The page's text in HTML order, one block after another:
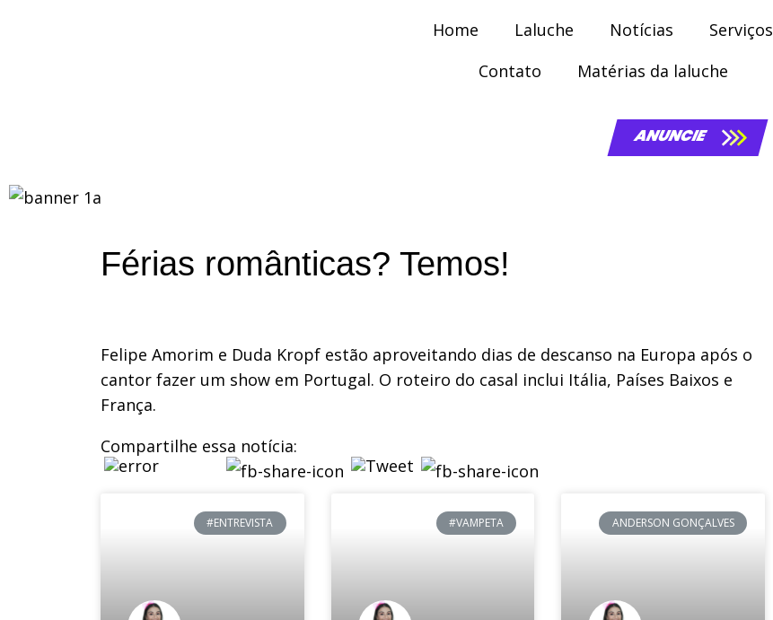
Home Laluche Notícias
Serviços
Contato
Matérias da laluche
ANUNCIE
Férias românticas? Temos!
Felipe Amorim e Duda Kropf estão aproveitando dias de descanso na Europa após o
cantor fazer um show em Portugal. O roteiro do casal inclui Itália, Países Baixos e
França.
Compartilhe essa notícia:
#ENTREVISTA #VAMPETA ANDERSON GONÇALVES